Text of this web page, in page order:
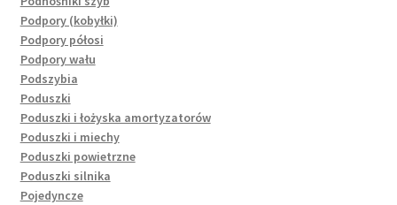
Podpory (kobyłki)
Podpory półosi
Podpory wału
Podszybia
Poduszki
Poduszki i łożyska amortyzatorów
Poduszki i miechy
Poduszki powietrzne
Poduszki silnika
Pojedyncze